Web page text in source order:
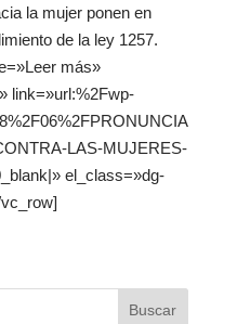
la mujer ponen en
de la ley 1257.
más»
link=»url:%2Fwp-
LAS-MUJERES-
el_class=»dg-